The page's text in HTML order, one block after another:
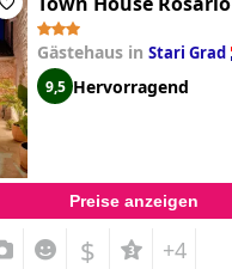
Gästehaus in Stari Grad
9,5 Hervorragend
Preise anzeigen
$ +4